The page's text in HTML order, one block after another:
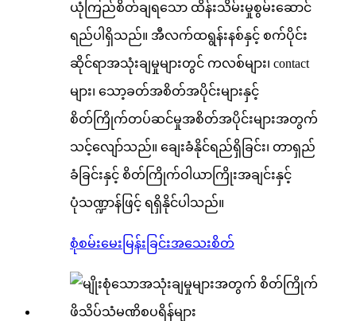
ယုံကြည်စိတ်ချရသော ထိန်းသိမ်းမှုစွမ်းဆောင်
ရည်ပါရှိသည်။ အီလက်ထရွန်းနစ်နှင့် စက်ပိုင်း
ဆိုင်ရာအသုံးချမှုများတွင် ကလစ်များ၊ contact
များ၊ သော့ခတ်အစိတ်အပိုင်းများနှင့်
စိတ်ကြိုက်တပ်ဆင်မှုအစိတ်အပိုင်းများအတွက်
သင့်လျော်သည်။ ချေးခံနိုင်ရည်ရှိခြင်း၊ တာရှည်
ခံခြင်းနှင့် စိတ်ကြိုက်ဝါယာကြိုးအချင်းနှင့်
ပုံသဏ္ဍာန်ဖြင့် ရရှိနိုင်ပါသည်။
စုံစမ်းမေးမြန်းခြင်းအသေးစိတ်